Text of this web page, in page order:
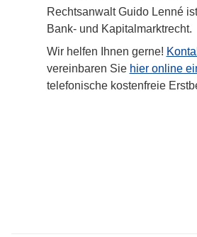
Rechtsanwalt Guido Lenné
Bank- und Kapitalmarktrecht.
Wir helfen Ihnen gerne!
vereinbaren Sie hier online
telefonische kostenfreie